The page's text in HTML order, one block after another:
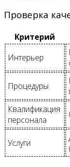
Проверка
Критерий
Интерьер
Процедуры
Квалификация
персонала
Услуги